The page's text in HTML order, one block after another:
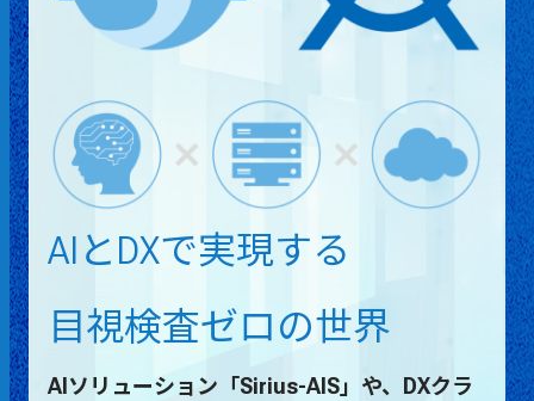
AIとDXで実現する
目視検査ゼロの世界
AIソリューション「Sirius-AIS」や、DXクラ